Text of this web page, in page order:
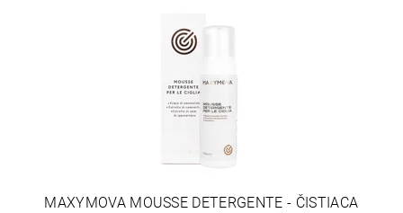
MAXYMOVA MOUSSE DETERGENTE - ČISTIACA